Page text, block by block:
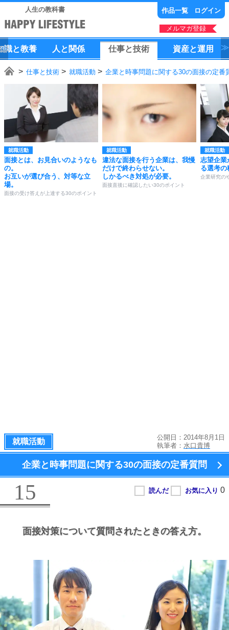
人生の教科書 作品一覧 ログイン
メルマガ登録
識と教養 人 と 関係 仕事と技術 資産と運用
仕事と技術 就職活動 企業と時事問題に関する30の面接の定番
就職活動
面接とは、お見合いのようなも
の。
お互いが選び合う、対等な立
場。
面接の受け答えが上達する30のポイント
就職活動
違法な面接を行う企業は、我慢
だけで終わらせない。
しかるべき対処が必要。
面接直後に確認したい30のポイント
就職活動
志望企業
る選考の
企業研究の
就職活動
公開日：2014年8月1日
執筆者： 水口貴博
企業と時事問題に関する30の面接の定番質問
15
面接対策について質問されたときの答え方。